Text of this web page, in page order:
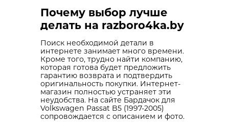
Почему выбор лучше
делать на razboro4ka.by
Поиск необходимой детали в
интернете занимает много времени.
Кроме того, трудно найти компанию,
которая готова будет предложить
гарантию возврата и подтвердить
оригинальность покупки. Интернет-
магазин полностью устраняет эти
неудобства. На сайте Бардачок для
Volkswagen Passat B5 (1997-2005)
сопровождается с описанием и фото.